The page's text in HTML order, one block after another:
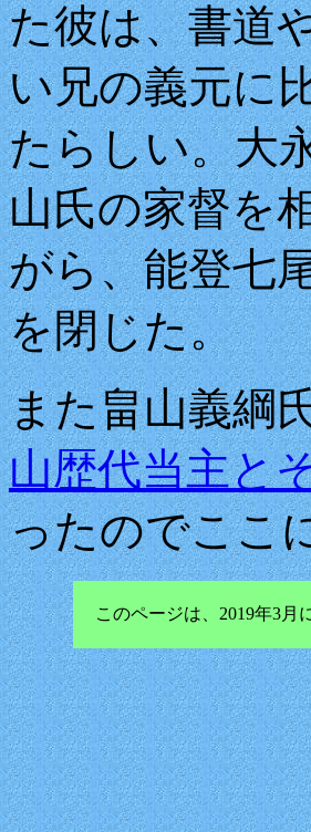
た彼は、書道
い兄の義元に
たらしい。大
山氏の家督を
がら、能登七
を閉じた。
また畠山義綱
山歴代当主と
ったのでここ
このページは、2019年3